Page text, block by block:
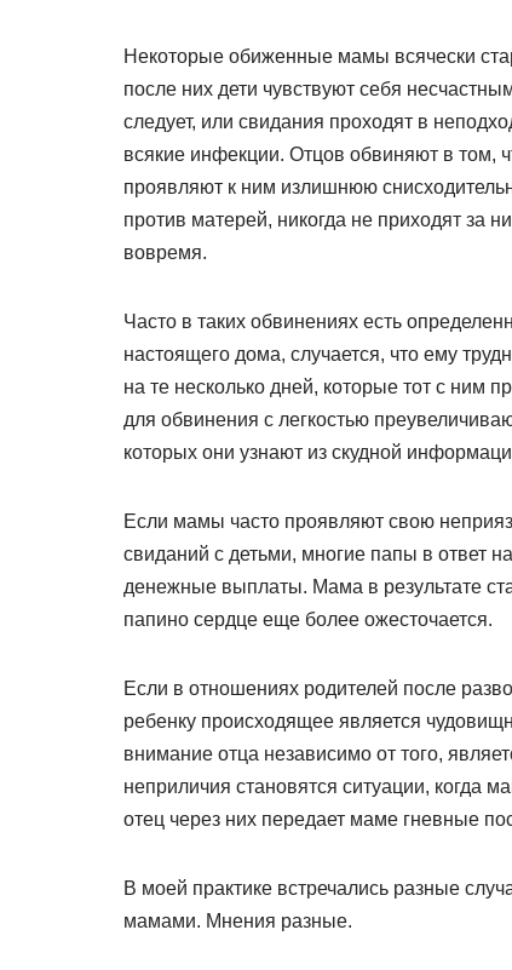
Некоторые обиженные мамы всячески
после них дети чувствуют себя
следует, или свидания проходят в
всякие инфекции. Отцов обвиняют в том,
проявляют к ним излишнюю
против матерей, никогда не приходят за
вовремя.
Часто в таких обвинениях есть
настоящего дома, случается, что ему
на те несколько дней, которые тот с ним
для обвинения с легкостью
которых они узнают из скудной
Если мамы часто проявляют свою
свиданий с детьми, многие папы в ответ
денежные выплаты. Мама в результате
папино сердце еще более ожесточается.
Если в отношениях родителей после
ребенку происходящее является
внимание отца независимо от того,
неприличия становятся ситуации, когда
отец через них передает маме гневные
В моей практике встречались разные
мамами. Мнения разные.